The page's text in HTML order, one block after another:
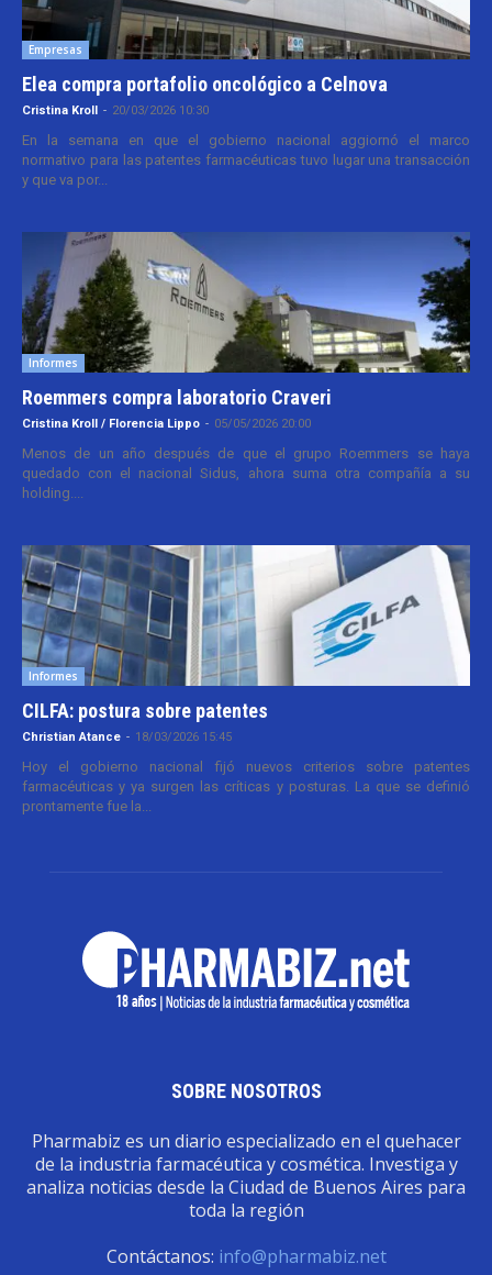
Empresas
Elea compra portafolio oncológico a Celnova
Cristina Kroll - 20/03/2026 10:30
En la semana en que el gobierno nacional aggiornó el marco
normativo para las patentes farmacéuticas tuvo lugar una transacción
y que va por...
Informes
Roemmers compra laboratorio Craveri
Cristina Kroll / Florencia Lippo - 05/05/2026 20:00
Menos de un año después de que el grupo Roemmers se haya
quedado con el nacional Sidus, ahora suma otra compañía a su
holding....
Informes
CILFA: postura sobre patentes
Christian Atance - 18/03/2026 15:45
Hoy el gobierno nacional fijó nuevos criterios sobre patentes
farmacéuticas y ya surgen las críticas y posturas. La que se definió
prontamente fue la...
SOBRE NOSOTROS
Pharmabiz es un diario especializado en el quehacer
de la industria farmacéutica y cosmética. Investiga y
analiza noticias desde la Ciudad de Buenos Aires para
toda la región
Contáctanos: info@pharmabiz.net